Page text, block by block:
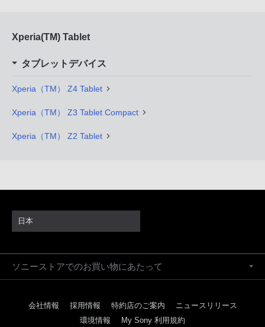
Xperia(TM) Tablet
タブレットデバイス
Xperia（TM） Z4 Tablet
Xperia（TM） Z3 Tablet Compact
Xperia（TM） Z2 Tablet
日本
ソニーストアでのお買い物にあたって
会社情報 採用情報 特約店のご案内
ニュースリリース
環境情報
My Sony 利用規約